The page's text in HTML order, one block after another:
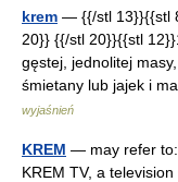
krem — {{/stl 13}}{{stl
20}} {{/stl 20}}{{stl
gęstej, jednolitej
śmietany lub jajek i
wyjaśnień
KREM — may refer
KREM TV, a